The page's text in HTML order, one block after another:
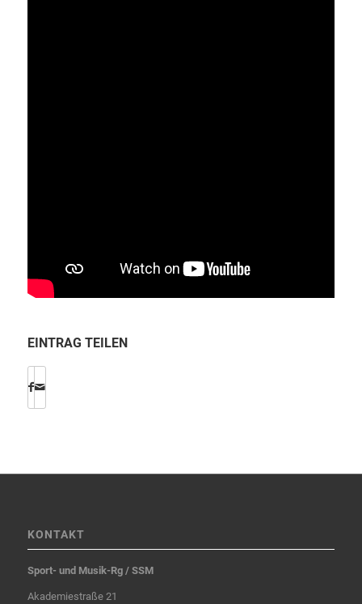
EINTRAG TEILEN
KONTAKT
Sport- und Musik-Rg / SSM
Akademiestraße 21